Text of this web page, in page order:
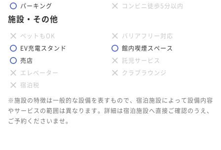
パーキング
コンビニ徒歩5分以内
施設・その他
ペットもOK
バリアフリー対応
EV充電スタンド
館内喫煙スペース
売店
託児サービス
エレベーター
クラブラウンジ
宿泊税
※施設の特徴は一般的な設備を表すもので、宿泊施設によって設備内容
やサービスの範囲は異なります。詳細は宿泊施設へ直接ご確認のうえ、
ご予約くださいませ。